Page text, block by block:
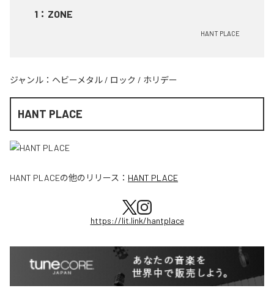
1 ： ZONE
HANT PLACE
ジャンル： ヘビーメタル / ロック / ホリデー
HANT PLACE
HANT PLACEの他のリリース： HANT PLACE
https://lit.link/hantplace